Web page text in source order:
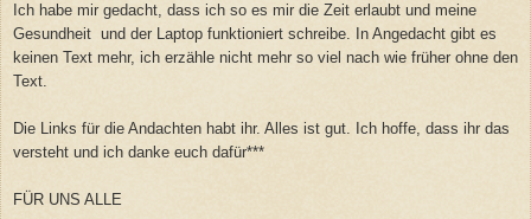
Ich habe mir gedacht, dass ich so es mir die Zeit erlaubt und meine
Gesundheit und der Laptop funktioniert schreibe. In Angedacht gibt es
keinen Text mehr, ich erzähle nicht mehr so viel nach wie früher ohne den
Text.
Die Links für die Andachten habt ihr. Alles ist gut. Ich hoffe, dass ihr das
versteht und ich danke euch dafür***
FÜR UNS ALLE